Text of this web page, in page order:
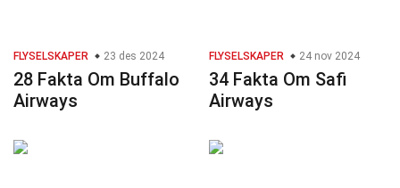
FLYSELSKAPER 23 des 2024
28 Fakta Om Buffalo
Airways
FLYSELSKAPER 24 nov 2024
34 Fakta Om Safi
Airways